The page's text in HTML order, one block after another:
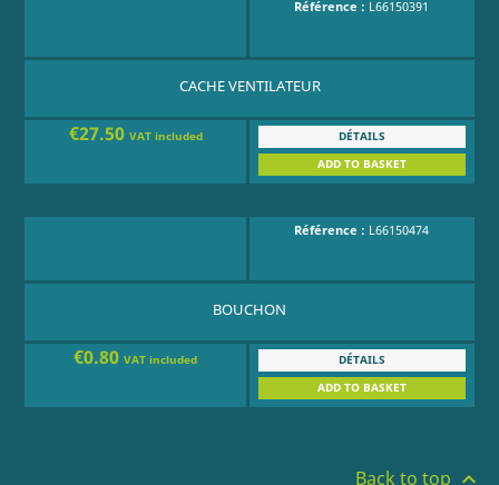
Référence : L66150391
CACHE VENTILATEUR
€27.50 VAT included
DÉTAILS
ADD TO BASKET
Référence : L66150474
BOUCHON
€0.80VAT included
DÉTAILS
ADD TO BASKET
Back to top